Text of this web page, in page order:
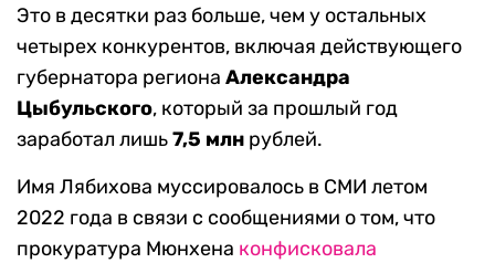
Это в десятки раз больше, чем у остальных
четырех конкурентов, включая действующего
губернатора региона Александра
Цыбульского, который за прошлый год
заработал лишь7,5 млн рублей.
Имя Лябихова муссировалось в СМИ летом
2022 года в связи с сообщениями о том, что
прокуратура Мюнхена конфисковала